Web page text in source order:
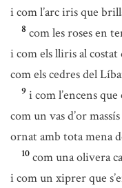
i com l’arc iris que
8 com les roses en
i com els lliris al costat
com els cedres del
9 i com l’encens que
com un vas d’or massís
ornat amb tota mena
10 com una olivera
i com un xiprer que